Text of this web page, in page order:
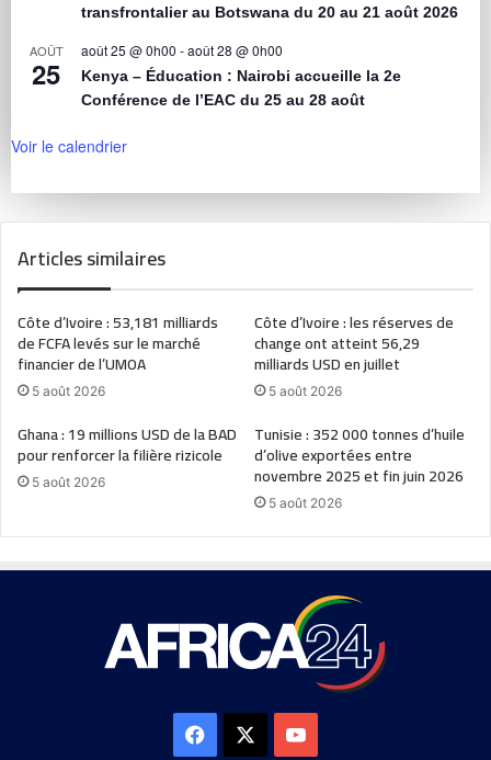
transfrontalier au Botswana du 20 au 21 août 2026
AOÛT
25
août 25 @ 0h00 -août 28 @ 0h00
Kenya – Éducation : Nairobi accueille la 2e
Conférence de l’EAC du 25 au 28 août
Voir le calendrier
Articles similaires
Côte d’Ivoire : 53,181 milliards
de FCFA levés sur le marché
financier de l’UMOA
5 août 2026
Côte d’Ivoire : les réserves de
change ont atteint 56,29
milliards USD en juillet
5 août 2026
Ghana : 19 millions USD de la BAD
pour renforcer la filière rizicole
5 août 2026
Tunisie : 352 000 tonnes d’huile
d’olive exportées entre
novembre 2025 et fin juin 2026
5 août 2026